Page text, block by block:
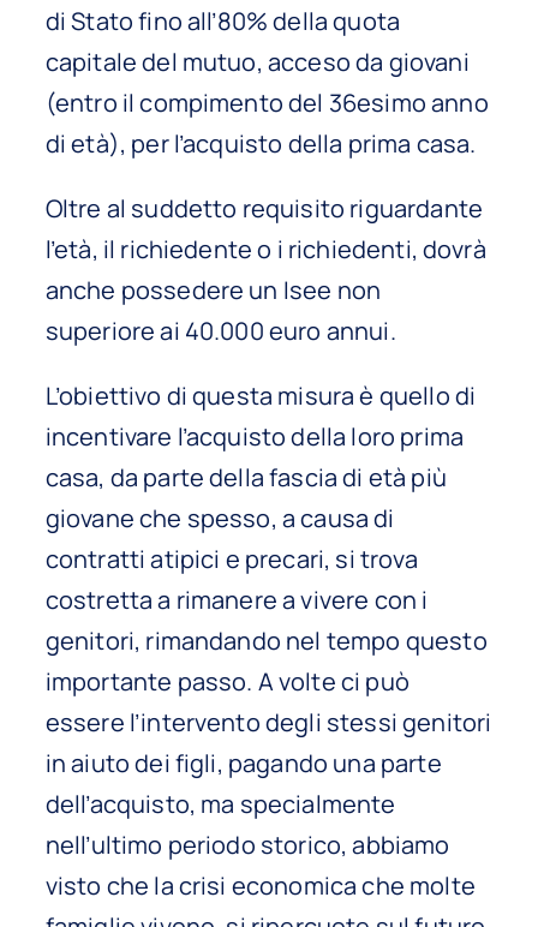
di Stato fino all’80% della quota
capitale del mutuo, acceso da giovani
(entro il compimento del 36esimo anno
di età), per l’acquisto della prima casa.
Oltre al suddetto requisito riguardante
l’età, il richiedente o i richiedenti, dovrà
anche possedere un Isee non
superiore ai 40.000 euro annui.
L’obiettivo di questa misura è quello di
incentivare l’acquisto della loro prima
casa, da parte della fascia di età più
giovane che spesso, a causa di
contratti atipici e precari, si trova
costretta a rimanere a vivere con i
genitori, rimandando nel tempo questo
importante passo. A volte ci può
essere l’intervento degli stessi genitori
in aiuto dei figli, pagando una parte
dell’acquisto, ma specialmente
nell’ultimo periodo storico, abbiamo
visto che la crisi economica che molte